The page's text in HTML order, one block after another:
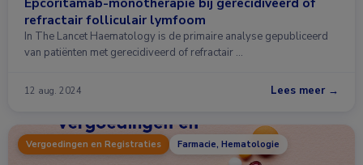
refractair folliculair lymfoom
In The Lancet Haematology is de primaire analyse gepubliceerd
van patiënten met gerecidiveerd of refractair …
12 aug. 2024 Lees meer →
Vergoedingen en Registraties Farmacie, Hematologie